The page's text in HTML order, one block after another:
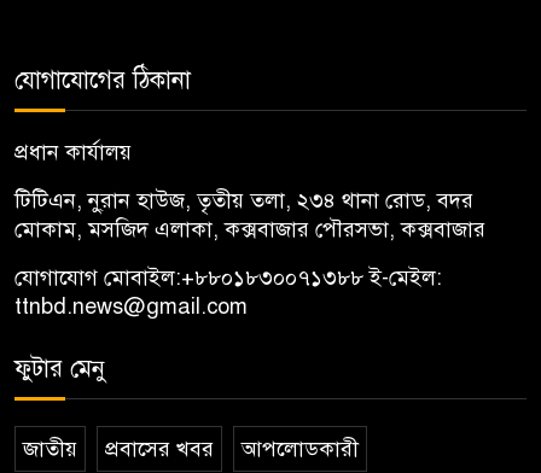
যোগাযোগের ঠিকানা
প্রধান কার্যালয়
টিটিএন, নু্রান হাউজ, তৃতীয় তলা, ২৩৪ থানা রোড, বদর
মোকাম, মসজিদ এলাকা, কক্সবাজার পৌরসভা, কক্সবাজার
যোগাযোগ মোবাইল:+৮৮০১৮৩০০৭১৩৮৮ই-মেইল:
ttnbd.news@gmail.com
ফুটার মেনু
জাতীয় প্রবাসের খবর আপলোডকারী